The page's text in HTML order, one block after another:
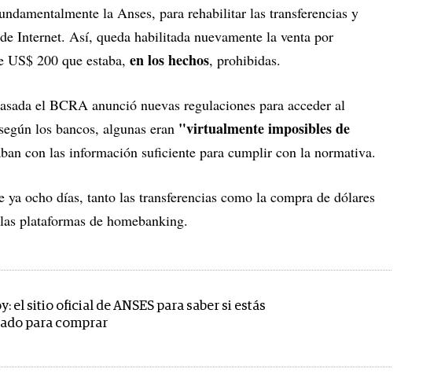
la Anses, para rehabilitar las transferencias y
Internet. Así, queda habilitada nuevamente la venta por
200 que estaba, en los hechos, prohibidas.
el BCRA anunció nuevas regulaciones para acceder al
los bancos, algunas eran "virtualmente imposibles de
con las información suficiente para cumplir con la normativa.
ya ocho días, tanto las transferencias como la compra de dólares
plataformas de homebanking.
el sitio oficial de ANSES para saber si estás
para comprar